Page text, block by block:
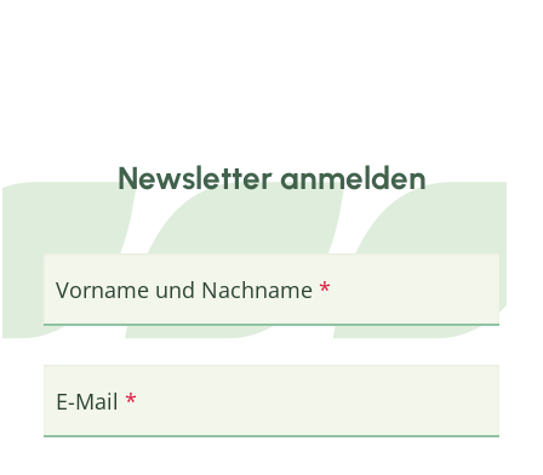
Newsletter anmelden
Vorname und Nachname
E-Mail